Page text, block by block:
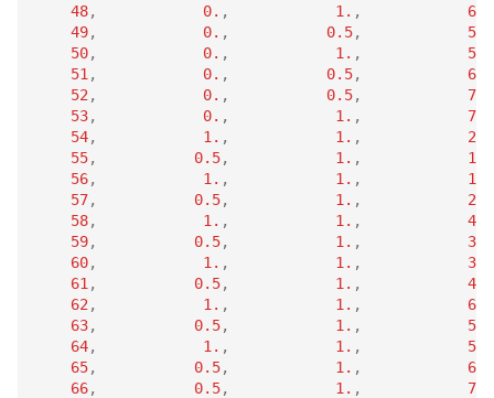
48, 0. , 1. ,
6.
49, 0. , 0.5,
5.
50, 0. , 1. ,
5.
51 , 0. , 0.5,
6.
52 , 0. , 0.5,
7.
53, 0. , 1. ,
7.
54, 1. , 1. ,
2.
55, 0.5, 1. ,
1.
56, 1. , 1. ,
1.
57, 0.5, 1. ,
2.
58, 1. , 1. ,
4.
59, 0.5, 1. ,
3.
60, 1. , 1. ,
3.
61 , 0.5, 1. ,
4.
62 , 1. , 1. ,
6.
63, 0.5, 1. ,
5.
64, 1. , 1. ,
5.
65, 0.5, 1. ,
6.
66, 0.5, 1. ,
7.